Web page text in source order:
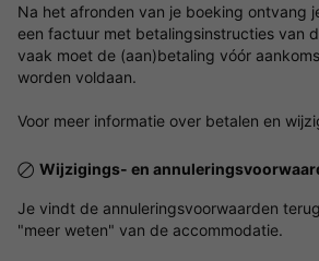
Na het afronden van je boeking ontvang
een factuur met betalingsinstructies van
vaak moet de (aan)betaling vóór
worden voldaan.
Voor meer informatie over betalen en
Wijzigings- en
Je vindt de annuleringsvoorwaarden
"meer weten" van de accommodatie.